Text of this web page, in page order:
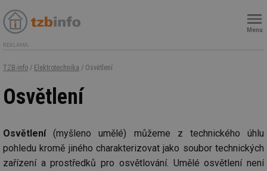
Menu
REKLAMA
TZB-info / Elektrotechnika / Osvětlení
Osvětlení
Osvětlení(myšleno umělé) můžeme z technického úhlu
pohledu kromě jiného charakterizovat jako soubor technických
zařízení a prostředků pro osvětlování. Umělé osvětlení není